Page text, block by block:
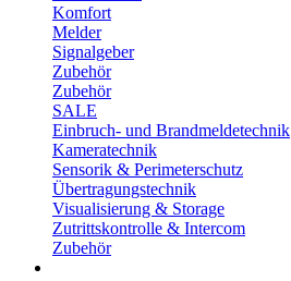
Komfort
Melder
Signalgeber
Zubehör
Zubehör
SALE
Einbruch- und Brandmeldetechnik
Kameratechnik
Sensorik & Perimeterschutz
Übertragungstechnik
Visualisierung & Storage
Zutrittskontrolle & Intercom
Zubehör